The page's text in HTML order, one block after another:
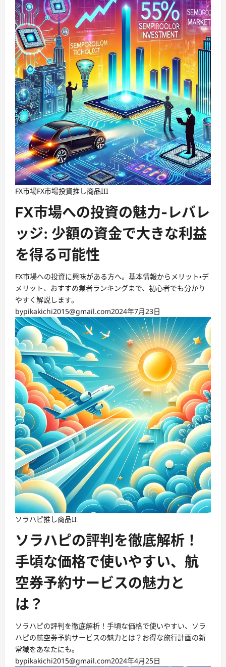
FX市場FX市場投資推し商品III
FX市場への投資の魅力-レバレ
ッジ: 少額の資金で大きな利益
を得る可能性
FX市場への投資に興味がある方へ。基本情報からメリット・デ
メリット、おすすめ業者ランキングまで、初心者でも分かり
やすく解説します。
bypikakichi2015@gmail.com2024年7月23日
ソラハピ推し商品II
ソラハピの評判を徹底解析！
手頃な価格で使いやすい、航
空券予約サービスの魅力と
は？
ソラハピの評判を徹底解析！手頃な価格で使いやすい、ソラ
ハピの航空券予約サービスの魅力とは？お得な旅行計画の新
常識をあなたにも。
bypikakichi2015@gmail.com2024年4月25日